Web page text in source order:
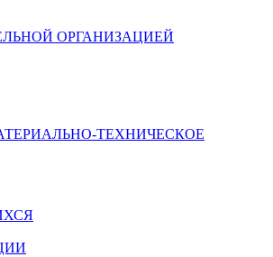
ОРГАНИЗАЦИЕЙ
ТЕХНИЧЕСКОЕ